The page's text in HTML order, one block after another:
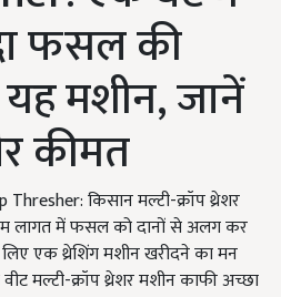
फसल की
मशीन, जानें
कीमत
किसान मल्टी-क्रॉप थ्रेशर
में फसल को दानों से अलग कर
एक थ्रेशिंग मशीन खरीदने का मन
मल्टी-क्रॉप थ्रेशर मशीन काफी अच्छा